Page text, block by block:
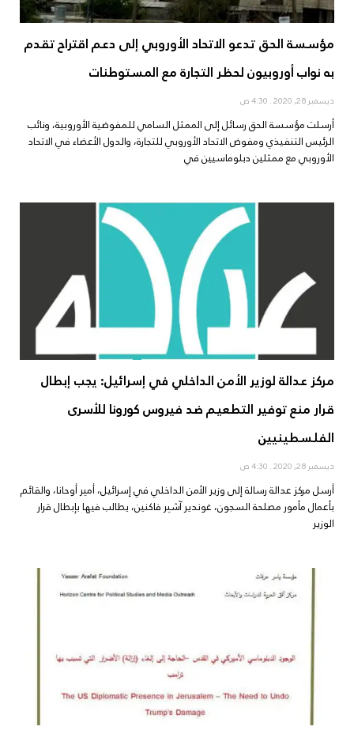
مؤسسة الحق تدعو الاتحاد الأوروبي إلى دعم اقتراح تقدم
به نواب أوروبيون لحظر التجارة مع المستوطنات
ديسمبر 28, 2020
أرسلت مؤسسة الحق رسائل إلى الممثل السامي للمفوضية الأوروبية، ونائب
الرئيس التنفيذي ومفوض الاتحاد الأوروبي للتجارة، والدول الأعضاء في الاتحاد
الأوروبي مع ممثلين دبلوماسيين في
مركز عدالة لوزير الأمن الداخلي في إسرائيل: يجب إبطال
قرار منع توفير التطعيم ضد فيروس كورونا للأسرى
الفلسطينيين
ديسمبر 28, 2020
أرسل مركز عدالة رسالة إلى وزير الأمن الداخلي في إسرائيل، أمير أوحانا، والقائم
بأعمال مأمور مصلحة السجون، غوندير آشير فاكنين، يطالب فيها بإبطال قرار
الوزير